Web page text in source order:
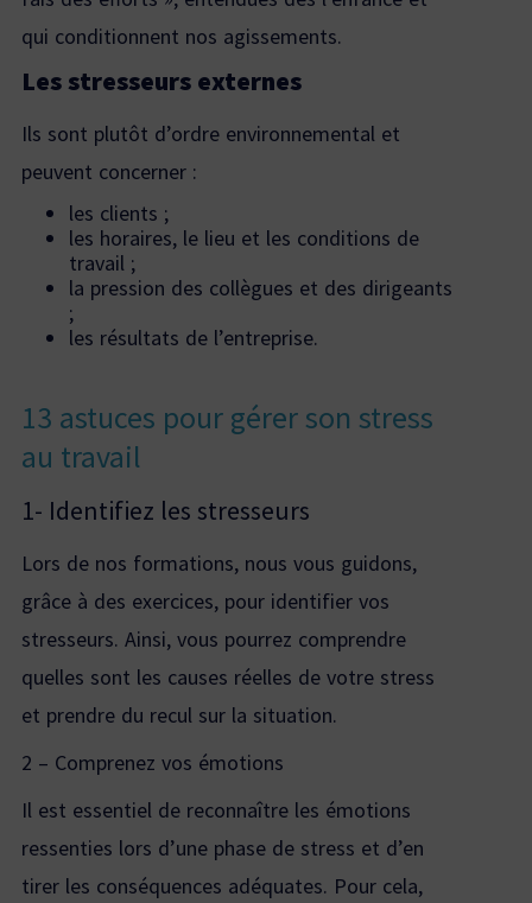
qui conditionnent nos agissements.
Les stresseurs externes
Ils sont plutôt d’ordre environnemental et
peuvent concerner :
les clients ;
les horaires, le lieu et les conditions de
travail ;
la pression des collègues et des dirigeants
;
les résultats de l’entreprise.
13 astuces pour gérer son stress
au travail
1- Identifiez les stresseurs
Lors de nos formations, nous vous guidons,
grâce à des exercices, pour identifier vos
stresseurs. Ainsi, vous pourrez comprendre
quelles sont les causes réelles de votre stress
et prendre du recul sur la situation.
2 – Comprenez vos émotions
Il est essentiel de reconnaître les émotions
ressenties lors d’une phase de stress et d’en
tirer les conséquences adéquates. Pour cela,